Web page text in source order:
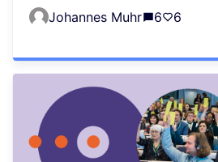
Johannes Muhr 6 6